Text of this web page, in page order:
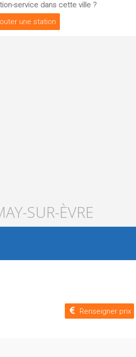
service dans cette ville ?
une station
SUR-ÈVRE
Renseigner prix